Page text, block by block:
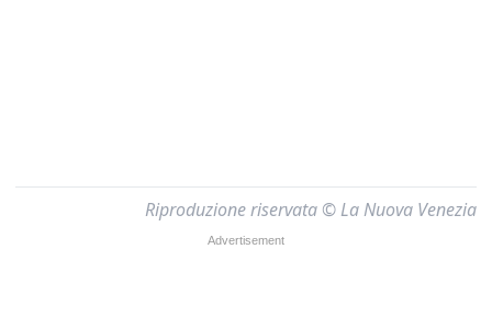
Riproduzione riservata © La Nuova Venezia